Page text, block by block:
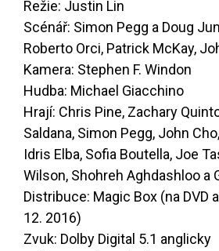
Režie: Justin Lin
Scénář: Simon Pegg a Doug
Roberto Orci, Patrick McKay,
Kamera: Stephen F. Windon
Hudba: Michael Giacchino
Hrají: Chris Pine, Zachary
Saldana, Simon Pegg, John
Idris Elba, Sofia Boutella, Joe
Wilson, Shohreh Aghdashloo a
Distribuce: Magic Box (na DVD
12. 2016)
Zvuk: Dolby Digital 5.1 anglicky